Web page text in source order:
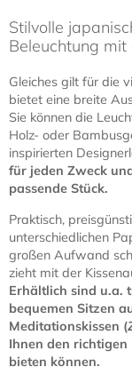
Stilvolle
Beleuchtung
Gleiches gilt für die
bietet eine breite
Sie können die
Holz- oder
inspirierten
für jeden Zweck
passende Stück.
Praktisch,
unterschiedlichen
großen Aufwand
zieht mit der
Erhältlich sind u.a.
bequemen Sitzen
Meditationskissen (
Ihnen den
bieten können.